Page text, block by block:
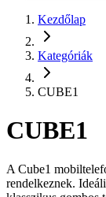
Kezdőlap
Kategóriák
CUBE1
CUBE1
A Cube1
rendelkeznek.